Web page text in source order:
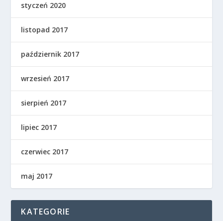
styczeń 2020
listopad 2017
październik 2017
wrzesień 2017
sierpień 2017
lipiec 2017
czerwiec 2017
maj 2017
KATEGORIE